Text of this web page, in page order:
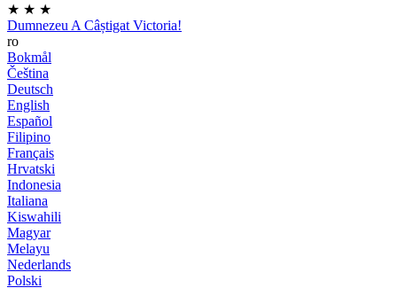
★ ★ ★
Dumnezeu A Câștigat Victoria!
ro
Bokmål
Čeština
Deutsch
English
Español
Filipino
Français
Hrvatski
Indonesia
Italiana
Kiswahili
Magyar
Melayu
Nederlands
Polski